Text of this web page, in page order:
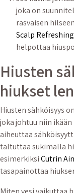
joka on
rasvaisen
Scalp
helpottaa
Hiusten
hiukset
Hiusten sähköisyys
joka johtuu niin ikään
aiheuttaa
taltuttaa sukimalla
esimerkiksiCutrin
tasapainottaa